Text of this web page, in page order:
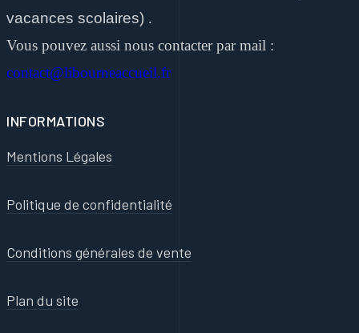
vacances scolaires) .
Vous pouvez aussi nous contacter par mail :
contact@libourneaccueil.fr
INFORMATIONS
Mentions Légales
Politique de confidentialité
Conditions générales de vente
Plan du site